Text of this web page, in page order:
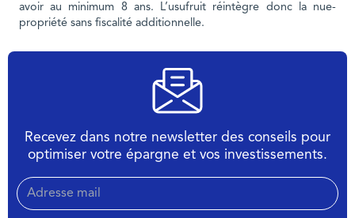
avoir au minimum 8 ans. L’usufruit réintègre donc la nue-
propriété sans fiscalité additionnelle.
Recevez dans notre newsletter des conseils pour
optimiser votre épargne et vos investissements.